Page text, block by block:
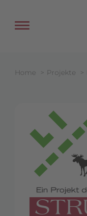
springen
Home Projekte